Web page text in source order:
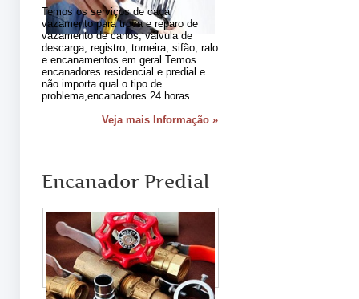
Temos os serviços de caça
vazamento para troca e reparo de
vazamento de canos, válvula de
descarga, registro, torneira, sifão, ralo
e encanamentos em geral.Temos
encanadores residencial e predial e
não importa qual o tipo de
problema,encanadores 24 horas.
Veja mais Informação »
Encanador Predial